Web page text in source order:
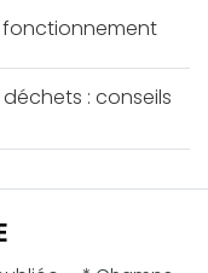
fonctionnement
: conseils